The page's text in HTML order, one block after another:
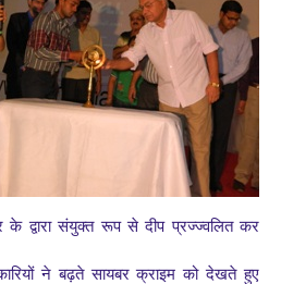
के द्वारा संयुक्त रूप से दीप प्रज्ज्वलित कर
ने बढ़ते सायबर क्राइम को देखते हुए